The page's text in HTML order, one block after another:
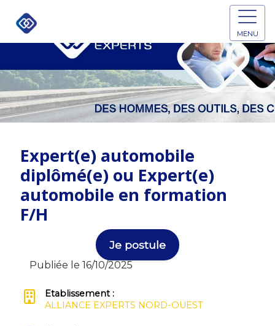
MENU
Expert(e) automobile
diplômé(e) ou Expert(e)
automobile en formation
F/H
Je postule
Publiée le 16/10/2025
Etablissement :
ALLIANCE EXPERTS NORD-OUEST